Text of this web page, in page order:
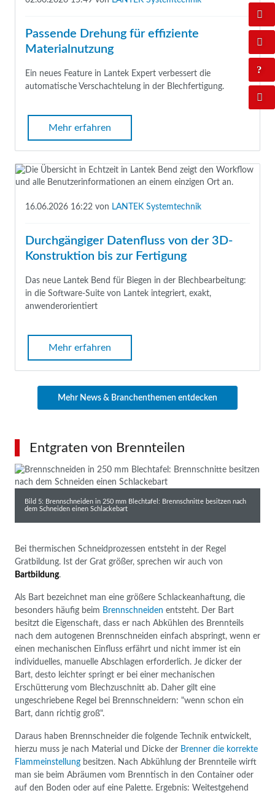
Passende Drehung für effiziente
Materialnutzung
Ein neues Feature in Lantek Expert verbessert die
automatische Verschachtelung in der Blechfertigung.
Mehr erfahren
16.06.2026 16:22 von LANTEK Systemtechnik
Durchgängiger Datenfluss von der 3D-
Konstruktion bis zur Fertigung
Das neue Lantek Bend für Biegen in der Blechbearbeitung:
in die Software-Suite von Lantek integriert, exakt,
anwenderorientiert
Mehr erfahren
Mehr News & Branchenthemen entdecken
Entgraten von Brennteilen
Bild 5: Brennschneiden in 250 mm Blechtafel: Brennschnitte besitzen nach
dem Schneiden einen Schlackebart
Bei thermischen Schneidprozessen entsteht in der Regel
Gratbildung. Ist der Grat größer, sprechen wir auch von
Bartbildung.
Als Bart bezeichnet man eine größere Schlackeanhaftung, die
besonders häufig beim Brennschneiden entsteht. Der Bart
besitzt die Eigenschaft, dass er nach Abkühlen des Brennteils
nach dem autogenen Brennschneiden einfach abspringt, wenn er
einen mechanischen Einfluss erfährt und nicht immer ist ein
individuelles, manuelle Abschlagen erforderlich. Je dicker der
Bart, desto leichter springt er bei einer mechanischen
Erschütterung vom Blechzuschnitt ab. Daher gilt eine
ungeschriebene Regel bei Brennschneidern: "wenn schon ein
Bart, dann richtig groß".
Daraus haben Brennschneider die folgende Technik entwickelt,
hierzu muss je nach Material und Dicke der Brenner die korrekte
Flammeinstellung besitzen. Nach Abkühlung der Brennteile wirft
man sie beim Abräumen vom Brenntisch in den Container oder
auf den Boden oder auf eine Palette. Ergebnis: Weitestgehend